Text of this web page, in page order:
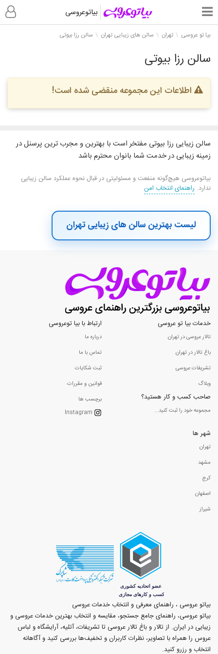
بیاتوعروسی
سالن رزا بیوتی
اطلاعات این مجموعه منقضی شده است!
بیا تو عروسی تهران سالن های زیبایی تهران سالن رزا بیوتی
سالن زیبایی رزا بیوتی مفتخر است با بهترین و مجرب ترین پرسنل در
زمینه زیبایی در خدمت شما بانوان محترم باشد
لیست بهترین سالن های زیبایی تهران
بیاتوعروسی هیچ‌گونه منفعت و مسئولیتی در قبال نحوه عملکرد سالن زیبایی
ندارد. راهنمای انتخاب امن
خدمات بیا تو عروسی
تالار عروسی در تهران
باغ تالار در تهران
تشریفات عروسی
وبلاگ
صاحب کسب و کار هستید؟
مجموعه خود را ثبت کنید...
ارتباط با بیا توعروسی
درباره ما
تماس با ما
ثبت شکایات
قوانین و مقررات
برچسب ها
Instagram
شهر ها
تهران
مشهد
کرج
اصفهان
شیراز
بیاتو عروسی ، راهنمای معرفی و انتخاب خدمات عروسی
بیاتو عروسی، راهنمای جامع جستجو، مقایسه و انتخاب بهترین خدمات عروسی و
زیبایی در ایران. از تالار و باغ تالار عروسی تا تشریفات، آتلیه، آرایشگاه و لباس
عروس را همراه با تصاویر، نظرات کاربران و تخفیف‌ها بررسی کنید و آگاهانه
انتخاب و رزرو کنید.